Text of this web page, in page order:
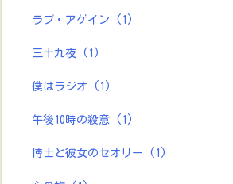
ラブ・アゲイン (1)
三十九夜 (1)
僕はラジオ (1)
午後10時の殺意 (1)
博士と彼女のセオリー (1)